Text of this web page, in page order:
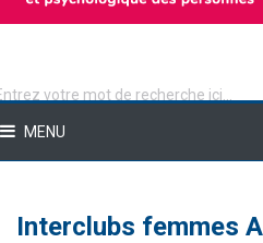
MENU
Interclubs femmes A